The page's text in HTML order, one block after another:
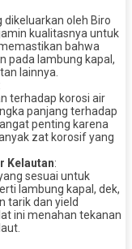
oleh Biro
kualitasnya untuk
bahwa
pada lambung kapal,
lainnya.
terhadap korosi air
panjang terhadap
penting karena
zat korosif yang
Kelautan:
sesuai untuk
lambung kapal, dek,
tarik dan yield
ini menahan tekanan